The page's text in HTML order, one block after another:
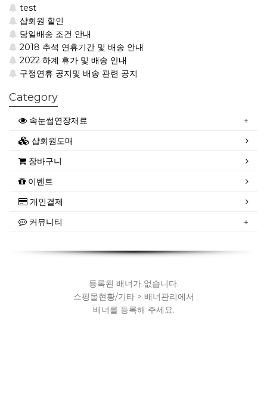
test
샵회원 할인
당일배송 조건 안내
2018 추석 연휴기간 및 배송 안내
2022 하계 휴가 및 배송 안내
구정연휴 공지및 배송 관련 공지
Category
속눈썹연장재료
샵회원도매
장바구니
이벤트
개인결제
커뮤니티
등록된 배너가 없습니다.
쇼핑몰현황/기타 > 배너관리에서
배너를 등록해 주세요.